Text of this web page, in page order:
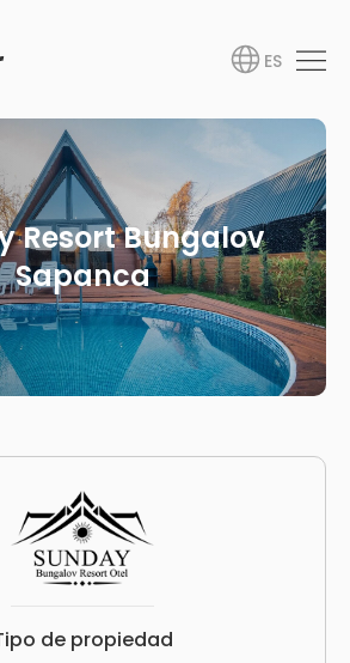
ES
Resort Bungalov
Sapanca
de propiedad